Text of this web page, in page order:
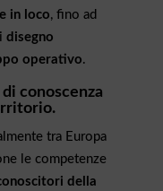
in loco, fino ad
disegno
operativo.
conoscenza
tra Europa
le competenze
della